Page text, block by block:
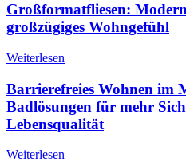
Großformatfliesen:
großzügiges Wohngefühl
Weiterlesen
Barrierefreies Wohnen im
Badlösungen für mehr
Lebensqualität
Weiterlesen